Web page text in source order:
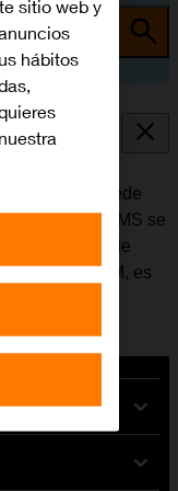
que puede
Los MMS se
Si no se puede
la tarjeta SIM, es
sitio web y
hábitos